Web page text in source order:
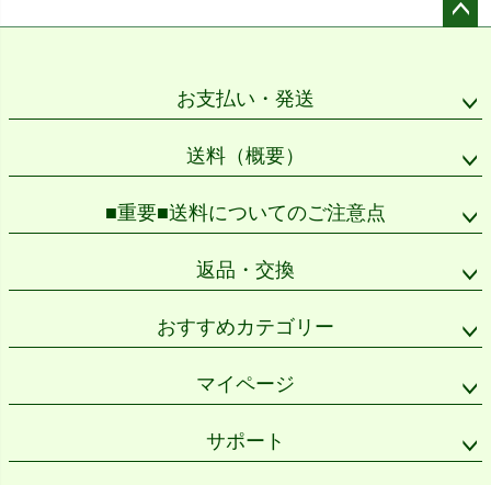
お支払い・発送
送料（概要）
■重要■送料についてのご注意点
返品・交換
おすすめカテゴリー
マイページ
サポート